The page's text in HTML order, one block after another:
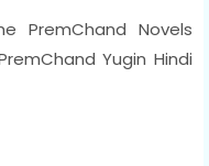
PremChand Novels
Yugin Hindi